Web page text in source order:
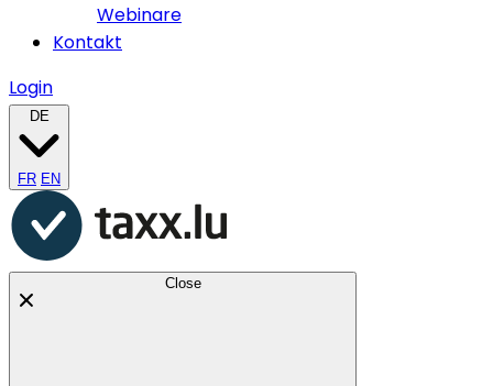
Webinare
Kontakt
Login
DE
FR EN
Close